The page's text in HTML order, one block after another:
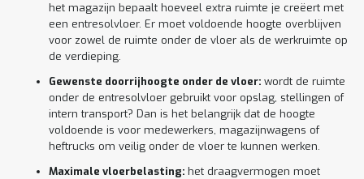
het magazijn bepaalt hoeveel extra ruimte je creëert met
een entresolvloer. Er moet voldoende hoogte overblijven
voor zowel de ruimte onder de vloer als de werkruimte op
de verdieping.
Gewenste doorrijhoogte onder de vloer: wordt de ruimte
onder de entresolvloer gebruikt voor opslag, stellingen of
intern transport? Dan is het belangrijk dat de hoogte
voldoende is voor medewerkers, magazijnwagens of
heftrucks om veilig onder de vloer te kunnen werken.
Maximale vloerbelasting: het draagvermogen moet